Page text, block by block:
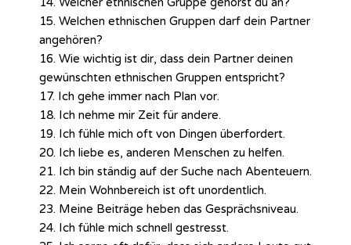
15. Welchen ethnischen Gruppen darf dein Partner
angehören?
16. Wie wichtig ist dir, dass dein Partner deinen
gewünschten ethnischen Gruppen entspricht?
17. Ich gehe immer nach Plan vor.
18. Ich nehme mir Zeit für andere.
19. Ich fühle mich oft von Dingen überfordert.
20. Ich liebe es, anderen Menschen zu helfen.
21. Ich bin ständig auf der Suche nach Abenteuern.
22. Mein Wohnbereich ist oft unordentlich.
23. Meine Beiträge heben das Gesprächsniveau.
24. Ich fühle mich schnell gestresst.